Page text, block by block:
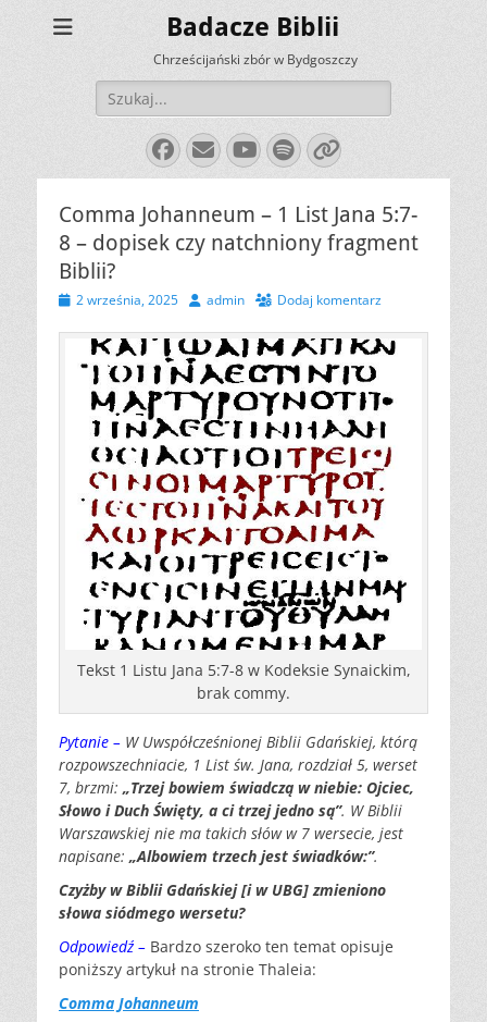
Badacze Biblii
Chrześcijański zbór w Bydgoszczy
Szukaj:
Facebook
E-
mail
YouTube
Spotify
Link
Comma Johanneum – 1 List Jana 5:7-
8 – dopisek czy natchniony fragment
Biblii?
Opublikowano
2 września, 2025 Autoradmin Dodaj komentarz
Tekst 1 Listu Jana 5:7-8 w Kodeksie Synaickim,
brak commy.
Pytanie – W Uwspółcześnionej Biblii Gdańskiej, którą
rozpowszechniacie, 1 List św. Jana, rozdział 5, werset
7, brzmi: „Trzej bowiem świadczą w niebie: Ojciec,
Słowo i Duch Święty, a ci trzej jedno są”. W Biblii
Warszawskiej nie ma takich słów w 7 wersecie, jest
napisane: „Albowiem trzech jest świadków:”.
Czyżby w Biblii Gdańskiej [i w UBG] zmieniono
słowa siódmego wersetu?
Odpowiedź – Bardzo szeroko ten temat opisuje
poniższy artykuł na stronie Thaleia:
Comma Johanneum